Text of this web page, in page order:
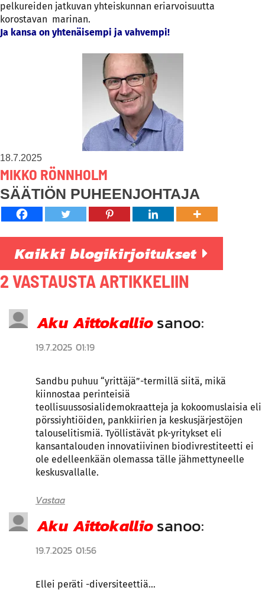
pelkureiden jatkuvan yhteiskunnan eriarvoisuutta
korostavan marinan.
Ja kansa on yhtenäisempi ja vahvempi!
18.7.2025
MIKKO RÖNNHOLM
SÄÄTIÖN PUHEENJOHTAJA
Kaikki blogikirjoitukset
2 VASTAUSTA ARTIKKELIIN
Aku Aittokalliosanoo:
19.7.2025 01:19
Sandbu puhuu “yrittäjä”-termillä siitä, mikä
kiinnostaa perinteisiä
teollisuussosialidemokraatteja ja kokoomuslaisia eli
pörssiyhtiöiden, pankkiirien ja keskusjärjestöjen
talouselitismiä. Työllistävät pk-yritykset eli
kansantalouden innovatiivinen biodivrestiteetti ei
ole edelleenkään olemassa tälle jähmettyneelle
keskusvallalle.
Vastaa
Aku Aittokalliosanoo:
19.7.2025 01:56
Ellei peräti -diversiteettiä…